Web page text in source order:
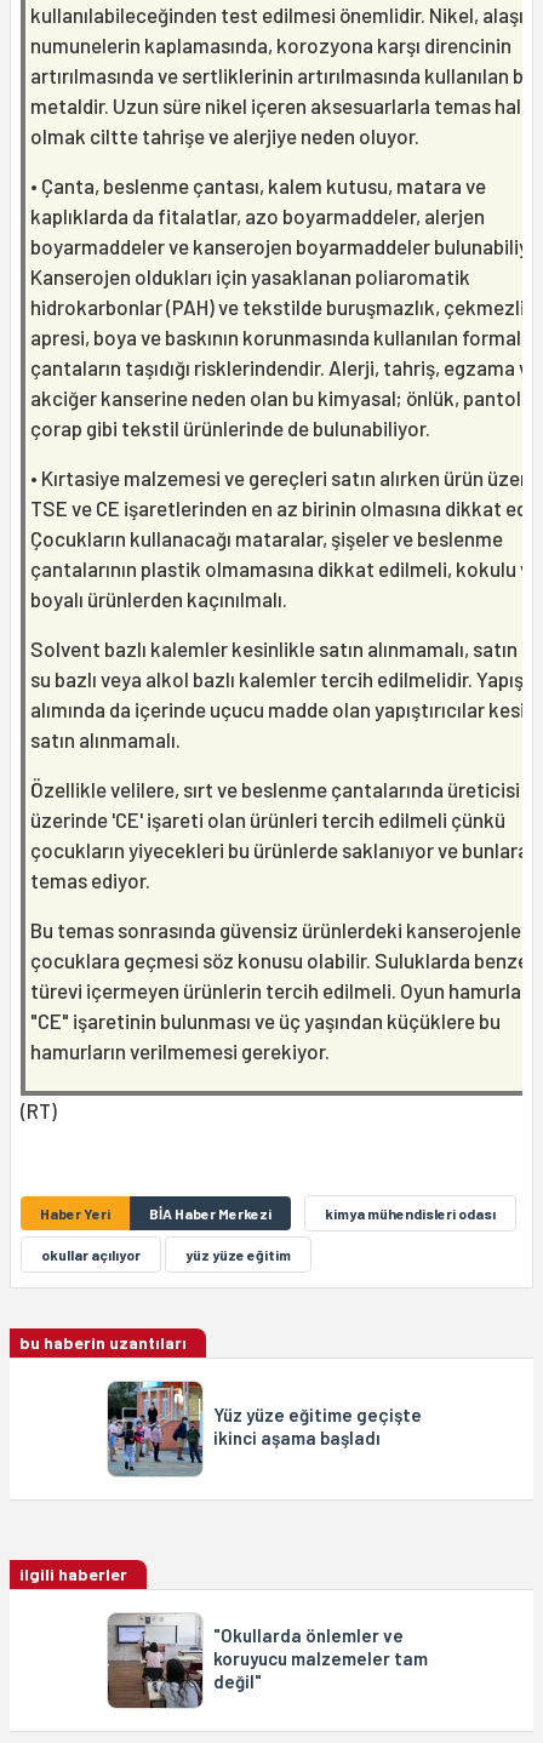
kullanılabileceğinden test edilmesi önemlidir. Nikel, alaşım
numunelerin kaplamasında, korozyona karşı direncinin
artırılmasında ve sertliklerinin artırılmasında kullanılan bir
metaldir. Uzun süre nikel içeren aksesuarlarla temas
olmak ciltte tahrişe ve alerjiye neden oluyor.
• Çanta, beslenme çantası, kalem kutusu, matara ve
kaplıklarda da fitalatlar, azo boyarmaddeler, alerjen
boyarmaddeler ve kanserojen boyarmaddeler
Kanserojen oldukları için yasaklanan poliaromatik
hidrokarbonlar (PAH) ve tekstilde buruşmazlık, çekmezlik
apresi, boya ve baskının korunmasında kullanılan
çantaların taşıdığı risklerindendir. Alerji, tahriş, egzama ve
akciğer kanserine neden olan bu kimyasal; önlük,
çorap gibi tekstil ürünlerinde de bulunabiliyor.
• Kırtasiye malzemesi ve gereçleri satın alırken ürün
TSE ve CE işaretlerinden en az birinin olmasına dikkat
Çocukların kullanacağı mataralar, şişeler ve beslenme
çantalarının plastik olmamasına dikkat edilmeli, kokulu ve
boyalı ürünlerden kaçınılmalı.
Solvent bazlı kalemler kesinlikle satın alınmamalı, satın
su bazlı veya alkol bazlı kalemler tercih edilmelidir.
alımında da içerinde uçucu madde olan yapıştırıcılar
satın alınmamalı.
Özellikle velilere, sırt ve beslenme çantalarında üreticisi
üzerinde 'CE' işareti olan ürünleri tercih edilmeli çünkü
çocukların yiyecekleri bu ürünlerde saklanıyor ve bunlara
temas ediyor.
Bu temas sonrasında güvensiz ürünlerdeki kanserojenlerin
çocuklara geçmesi söz konusu olabilir. Suluklarda benzen
türevi içermeyen ürünlerin tercih edilmeli. Oyun
"CE" işaretinin bulunması ve üç yaşından küçüklere bu
hamurların verilmemesi gerekiyor.
(RT)
Haber Yeri BİA Haber Merkezi kimya mühendisleri odası
okullar açılıyor yüz yüze eğitim
bu haberin uzantıları
Yüz yüze eğitime geçişte
ikinci aşama başladı
ilgili haberler
"Okullarda önlemler ve
koruyucu malzemeler tam
değil"